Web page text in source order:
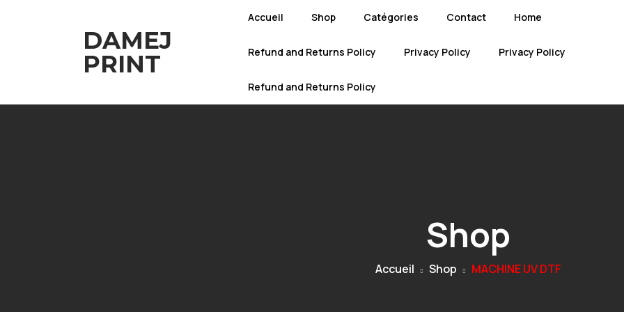
DAMEJ
PRINT
Accueil Shop Catégories Contact Home
Refund and Returns Policy Privacy Policy Privacy Policy
Refund and Returns Policy
Shop
Accueil Shop MACHINE UV DTF